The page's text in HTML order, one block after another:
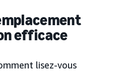
efficace
lisez-vous